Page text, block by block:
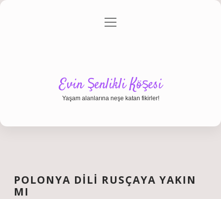
Gizlilik Politikası
menüyü
Evin Şenlikli Köşesi
Yaşam alanlarına neşe katan fikirler!
POLONYA DILI RUSÇAYA YAKIN
MI